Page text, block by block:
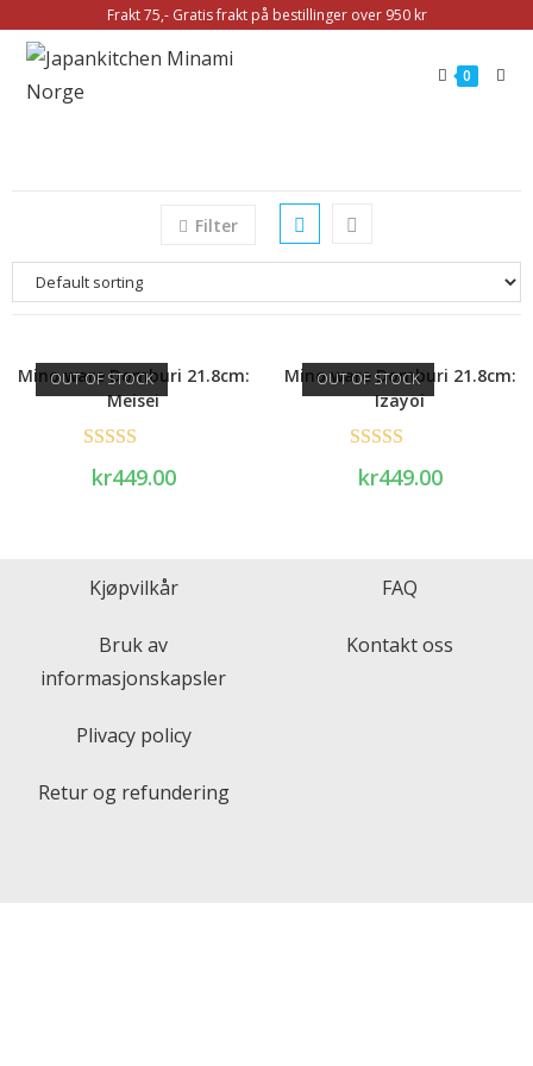
Frakt 75,- Gratis frakt på bestillinger over 950 kr
0
Filter
OUT OF STOCK
Mino ware Domburi 21.8cm:
Meisei
Rated
kr449.00
OUT OF STOCK
Mino ware Domburi 21.8cm:
Izayoi
Rated
kr449.00
Kjøpvilkår
Bruk av
informasjonskapsler
Plivacy policy
Retur og refundering
FAQ
Kontakt oss